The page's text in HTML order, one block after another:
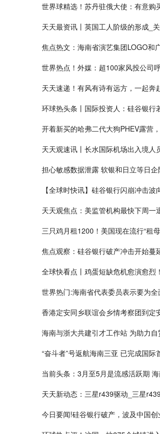
世界球精选！苏丹驻俄大使：有意购
天天最资讯丨英国工人阶级的形成_
焦点热文：海南省演艺集团LOGO和
世界热点！外媒：超100家风投公司
天天速递！有风有诗有远方，一起奔
环球热头条丨国际投资人：硅谷银行
开着新买的哈弗二代大狗PHEV露营
天天观速讯丨长水国际机场出入境
担心敏感数据泄露 软银和日立等日
【全球时快讯】硅谷银行闪崩冲击
天天观焦点：美监管机构最快下周
三只鸡月租1200！美国现在流行“租
焦点观察：硅谷银行破产冲击开始蔓
全球快看点丨鸡蛋短缺危机愈演愈
世界热门:海南省代表委员表示要为
香港定安同乡联谊会乡情考察团到定
海南与浙大共建引才工作站 为助力
“奋斗者”号返航海南三亚 已完成国
当前头条：3月至5月是流感活跃期
天天新动态：三星r439驱动_三星
今日要闻!硅谷银行破产，波及中国